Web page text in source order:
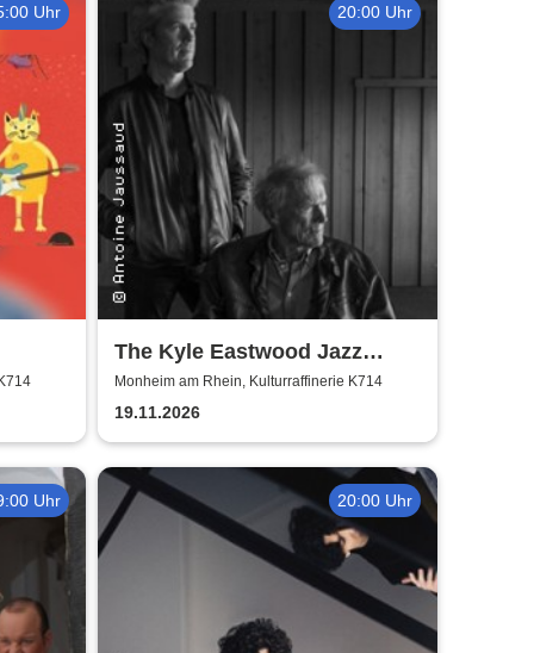
Uhr 20:00 Uhr
The Kyle Eastwood Jazz
Quintet
Monheim am Rhein, Kulturraffinerie K714
19.11.2026
Uhr 20:00 Uhr